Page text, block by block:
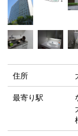
住所
最寄り駅